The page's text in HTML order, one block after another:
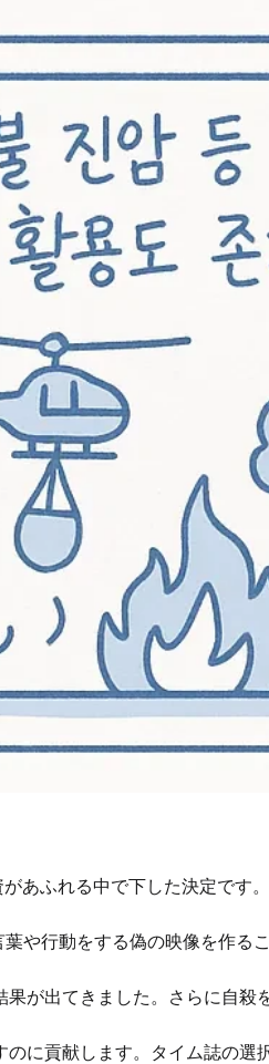
あふれる中で下した決定です
や行動をする偽の映像を作る
が出てきました。さらに自殺
に貢献します。タイム誌の選